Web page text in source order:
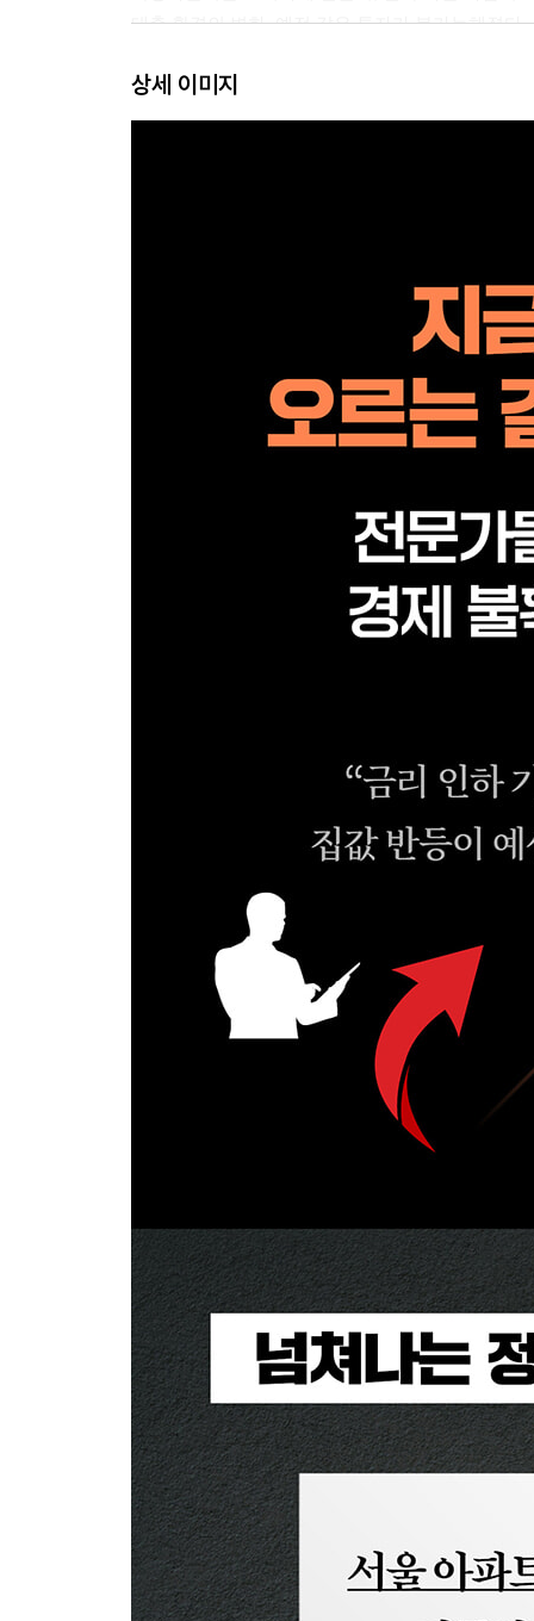
대출 환경의 변화, 예전 같은 투자가 불가능해졌다
끝났다. 달라진 대출 환경에서 새로운 전략이 필요
하락기(조정기)에는 호재에도 시장이 움직이지 않
: 숫자로 된 통계는 정확할 것 같지만 그 속에는
: ‘완판’이라는 말에 현혹되지 말자. ‘완판’의 매력
아파트값 우상향론의 함정
: 집값이 떨어진다고 반길 일은 아니다. 정부는 부
오피스텔, 생활형 숙박시설 투자의 민낯
: 한때 아파트 대체 투자처로 주목받던 오피스텔,
선분양제가 감추고 있는 것들
: 눈에 보이지 않는 집을 계약할 때, 그 뒤에 따라
CHAPTER 03 투자자가 알아야 하는 진실
집값이 하락세라면 얼마나 버틸 수 있을까?
: 당신은 집값 하락세를 견딜 수 있는 준비가 되어
공급 부족은 아파트값 폭등을 가져온다?
: 아파트 공급만 늘리면 집값이 잡힌다고? 심리는
전세가가 아파트값을 밀어 올린다?
: 전세가가 오르면 아파트값도 오른다! 오랫동안
규제가 풀리면 아파트값은 오르나?
: 시장의 운명은 규제 하나로 결정되지 않는다.
금리가 떨어지면 부동산은 무조건 오른다?
: 금리가 낮아져도 집값은 고요할 수 있다. 집값은
거머쥔다.
다주택자가 아닌 실수요자가 집을 사면 폭등한다?
: 단순히 실수요자가 이끈다는 믿음은 위험하다.
재건축은 공짜로 새집을 주는 게 아니다
: 모든 재건축이 황금 열쇠를 보장하지 않는다. 과
재개발을 하면 살기 좋아질까?
: 재개발, 새 도시의 꿈인가, 낡은 터전의 희생인
현재 시장에 참여해야 한다는 강박이 나를 망가뜨
: 투자는 경주가 아니라 기다리는 게임이다. 놓칠
순간에도 현명한 투자자는 기회가 다시 찾아올 것
상가 분양은 지옥이다?
: 상가는 꿈꾸기엔 달콤하고, 현실에선 매섭다. 분
부의 대이전 시대가 열린다
상세 이미지